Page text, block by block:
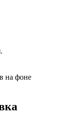
на фоне